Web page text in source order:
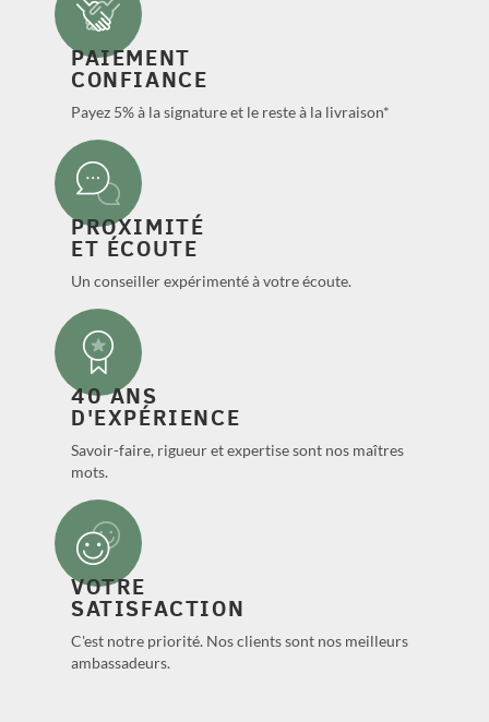
PAIEMENT
CONFIANCE
Payez 5% à la signature et le reste à la livraison*
PROXIMITÉ
ET ÉCOUTE
Un conseiller expérimenté à votre écoute.
40 ANS
D'EXPÉRIENCE
Savoir-faire, rigueur et expertise sont nos maîtres
mots.
VOTRE
SATISFACTION
C'est notre priorité. Nos clients sont nos meilleurs
ambassadeurs.